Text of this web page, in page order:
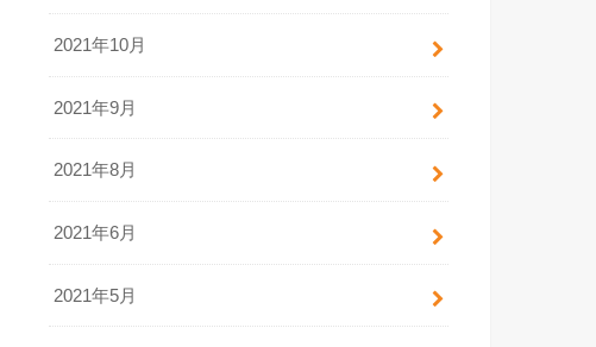
2021年10月
2021年9月
2021年8月
2021年6月
2021年5月